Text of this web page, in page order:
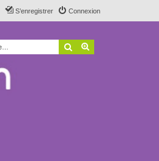
Connexion
S’enregistrer
Rechercher